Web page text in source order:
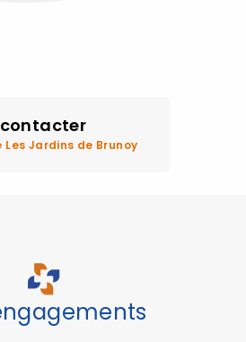
contacter
Les Jardins de Brunoy